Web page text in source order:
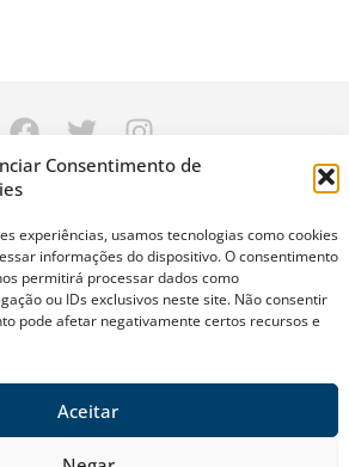
Consentimento de
experiências, usamos tecnologias como cookies
informações do dispositivo. O consentimento
permitirá processar dados como
ou IDs exclusivos neste site. Não consentir
pode afetar negativamente certos recursos e
Aceitar
Sobre a Riviera
Ambiental da Riviera
Todos os Direitos Reservados 2026